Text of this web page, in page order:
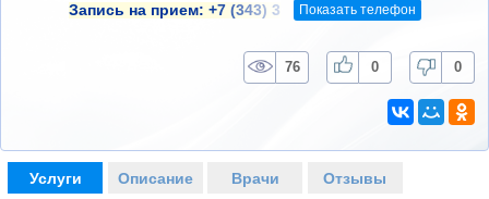
Запись на прием: +7 (343) 3 Показать телефон
76 0 0
Услуги Описание Врачи Отзывы